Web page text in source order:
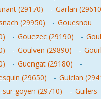
(29170)
- Garlan
(29950)
- Gouesnou
- Gouezec (29190) -
- Goulven (29890) -
- Guengat (29180)
-
(29650)
- Guiclan
sur-goyen (29710)
- Guilers